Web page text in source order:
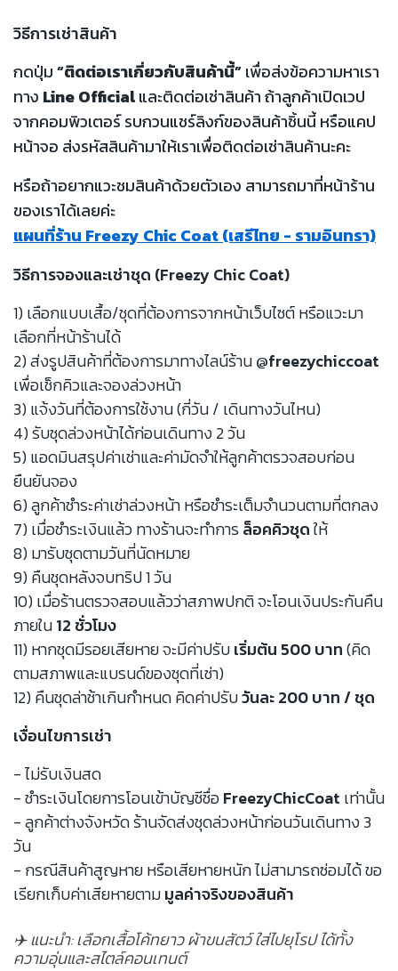
วิธีการเช่าสินค้า
กดปุ่ม“ติดต่อเราเกี่ยวกับสินค้านี้”เพื่อส่งข้อความหาเรา
ทาง Line Officialและติดต่อเช่าสินค้า ถ้าลูกค้าเปิดเวป
จากคอมพิวเตอร์ รบกวนแชร์ลิงก์ของสินค้าชิ้นนี้ หรือแคป
หน้าจอ ส่งรหัสสินค้ามาให้เราเพื่อติดต่อเช่าสินค้านะคะ
หรือถ้าอยากแวะชมสินค้าด้วยตัวเอง สามารถมาที่หน้าร้าน
ของเราได้เลยค่ะ
แผนที่ร้าน Freezy Chic Coat (เสรีไทย - รามอินทรา)
วิธีการจองและเช่าชุด (Freezy Chic Coat)
1) เลือกแบบเสื้อ/ชุดที่ต้องการจากหน้าเว็บไซต์ หรือแวะมา
เลือกที่หน้าร้านได้
2) ส่งรูปสินค้าที่ต้องการมาทางไลน์ร้าน@freezychiccoat
เพื่อเช็กคิวและจองล่วงหน้า
3) แจ้งวันที่ต้องการใช้งาน (กี่วัน / เดินทางวันไหน)
4) รับชุดล่วงหน้าได้ก่อนเดินทาง 2 วัน
5) แอดมินสรุปค่าเช่าและค่ามัดจำให้ลูกค้าตรวจสอบก่อน
ยืนยันจอง
6) ลูกค้าชำระค่าเช่าล่วงหน้า หรือชำระเต็มจำนวนตามที่ตกลง
7) เมื่อชำระเงินแล้ว ทางร้านจะทำการล็อคคิวชุดให้
8) มารับชุดตามวันที่นัดหมาย
9) คืนชุดหลังจบทริป 1 วัน
10) เมื่อร้านตรวจสอบแล้วว่าสภาพปกติ จะโอนเงินประกันคืน
ภายใน12 ชั่วโมง
11) หากชุดมีรอยเสียหาย จะมีค่าปรับเริ่มต้น 500 บาท(คิด
ตามสภาพและแบรนด์ของชุดที่เช่า)
12) คืนชุดล่าช้าเกินกำหนด คิดค่าปรับวันละ 200 บาท / ชุด
เงื่อนไขการเช่า
- ไม่รับเงินสด
- ชำระเงินโดยการโอนเข้าบัญชีชื่อFreezyChicCoat เท่านั้น
- ลูกค้าต่างจังหวัด ร้านจัดส่งชุดล่วงหน้าก่อนวันเดินทาง 3
วัน
- กรณีสินค้าสูญหาย หรือเสียหายหนัก ไม่สามารถซ่อมได้ ขอ
เรียกเก็บค่าเสียหายตามมูลค่าจริงของสินค้า
✈️ แนะนำ: เลือกเสื้อโค้ทยาว ผ้าขนสัตว์ ใส่ไปยุโรป ได้ทั้ง
ความอุ่นและสไตล์คอนเทนต์